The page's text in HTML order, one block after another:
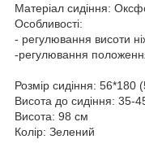
Матеріал сидіння:
Особливості:
- регулювання висоти
-регулювання
Розмір сидіння: 56*180
Висота до сидіння: 35-
Висота: 98 см
Колір: Зелений